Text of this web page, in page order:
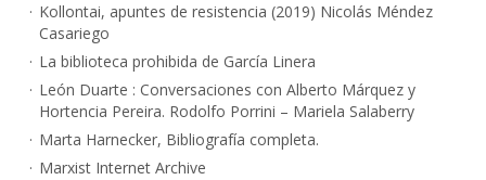
Kollontai, apuntes de resistencia (2019) Nicolás Méndez
Casariego
La biblioteca prohibida de García Linera
León Duarte : Conversaciones con Alberto Márquez y
Hortencia Pereira. Rodolfo Porrini – Mariela Salaberry
Marta Harnecker, Bibliografía completa.
Marxist Internet Archive